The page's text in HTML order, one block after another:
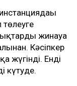
жинауға
Кәсіпкер
жүгінді. Енді
күтуде.